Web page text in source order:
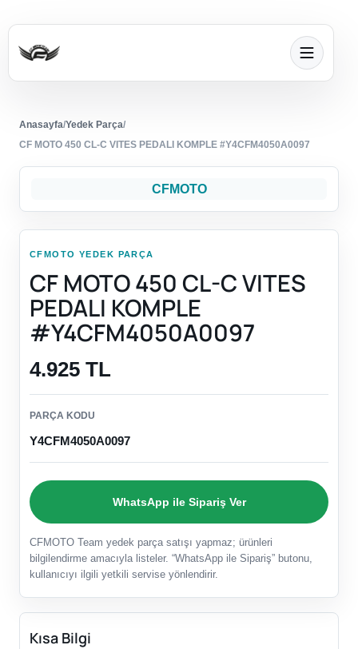
Anasayfa/Yedek Parça/
CF MOTO 450 CL-C VITES PEDALI KOMPLE #Y4CFM4050A0097
CFMOTO
CFMOTO YEDEK PARÇA
CF MOTO 450 CL-C VITES
PEDALI KOMPLE
#Y4CFM4050A0097
4.925 TL
PARÇA KODU
Y4CFM4050A0097
WhatsApp ile Sipariş Ver
CFMOTO Team yedek parça satışı yapmaz; ürünleri
bilgilendirme amacıyla listeler. “WhatsApp ile Sipariş” butonu,
kullanıcıyı ilgili yetkili servise yönlendirir.
Kısa Bilgi